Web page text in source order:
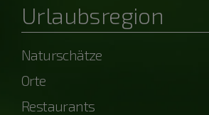
Urlaubsregion
Naturschätze
Orte
Restaurants